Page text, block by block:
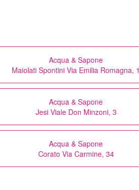
Acqua & Sapone
Maiolati Spontini Via Emilia Romagna, 1
Acqua & Sapone
Jesi Viale Don Minzoni, 3
Acqua & Sapone
Corato Via Carmine, 34